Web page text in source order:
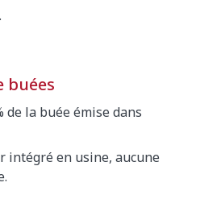
730 mm (Largeur avec poignée:
810 mm)
835 mm)
buées
de la buée émise dans
intégré en usine, aucune